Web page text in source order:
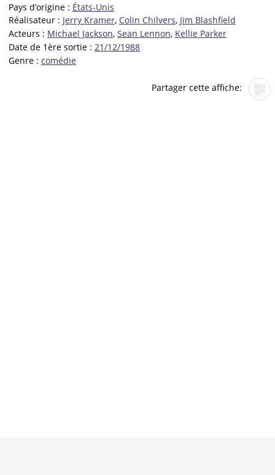
Pays d’origine : États-Unis
Réalisateur : Jerry Kramer, Colin Chilvers, Jim Blashfield
Acteurs : Michael Jackson, Sean Lennon, Kellie Parker
Date de 1ère sortie : 21/12/1988
Genre : comédie
Partager cette affiche: